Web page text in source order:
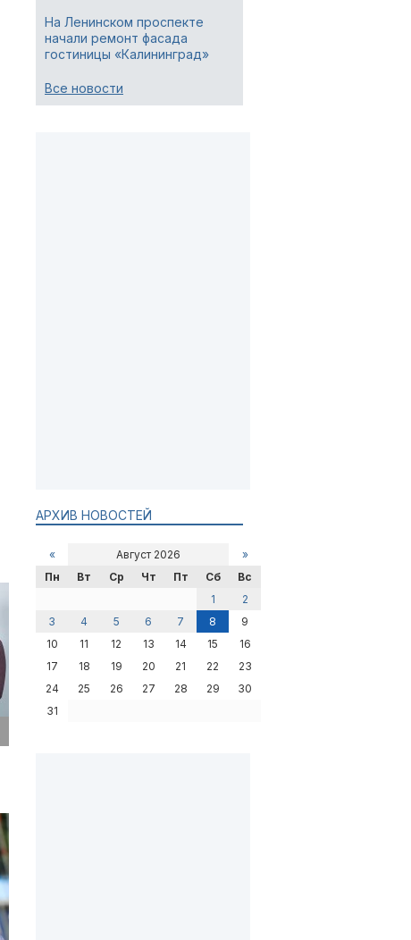
На Ленинском проспекте
начали ремонт фасада
гостиницы «Калининград»
Все новости
АРХИВ НОВОСТЕЙ
« Август 2026
»
Пн
Вт Ср Чт Пт Сб
Вс
1
2
3
4 5 6 7 8
9
10
11 12 13 14 15
16
17
18 19 20 21 22
23
24
25 26 27 28 29
30
31